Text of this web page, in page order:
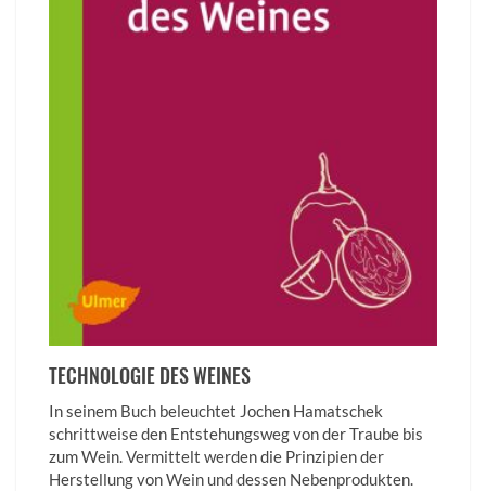
TECHNOLOGIE DES WEINES
In seinem Buch beleuchtet Jochen Hamatschek
schrittweise den Entstehungsweg von der Traube bis
zum Wein. Vermittelt werden die Prinzipien der
Herstellung von Wein und dessen Nebenprodukten.